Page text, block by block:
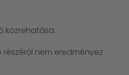
közrehatása.
részéről nem eredményez